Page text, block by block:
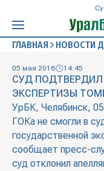
ГЛАВНАЯ НОВОСТИ
05 мая 2016 14:45
СУД
ЭКСПЕРТИЗЫ
УрБК, Челябинск,
ГОКа не смогли в
государственной
сообщает пресс-
суд отклонил